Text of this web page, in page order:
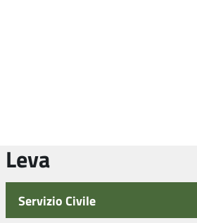
Leva
Servizio Civile